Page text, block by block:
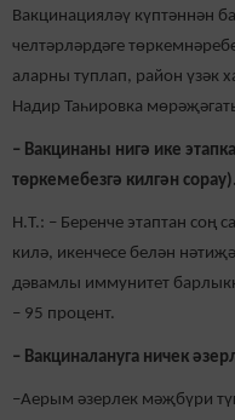
Вакцинацияләү күптәннән
челтәрләрдәге
аларны туплап, район үзәк
Надир Таһировка
– Вакцинаны нигә ике
төркемебезгә килгән сорау).
Н.Т.: – Беренче этаптан соң
килә, икенчесе белән
дәвамлы иммунитет
– 95 процент.
– Вакциналануга ничек
–Аерым әзерлек мәҗбүри